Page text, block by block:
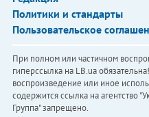
Политики и стандарты
Пользовательское
При полном или частичном
гиперссылка на LB.ua
воспроизведение или иное
содержится ссылка на агентство
Группа" запрещено.